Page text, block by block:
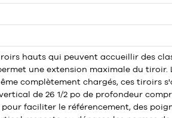
hauts qui peuvent accueillir des
une extension maximale du tiroir.
complètement chargés, ces tiroirs
de 26 1/2 po de profondeur
faciliter le référencement, des